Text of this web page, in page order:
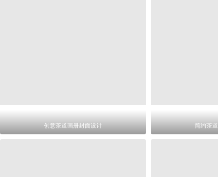
创意茶道画册封面设计 简约茶